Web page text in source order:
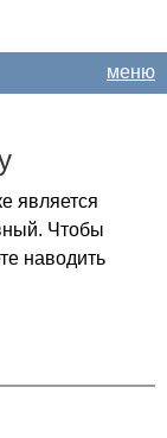
меню
является
Чтобы
наводить